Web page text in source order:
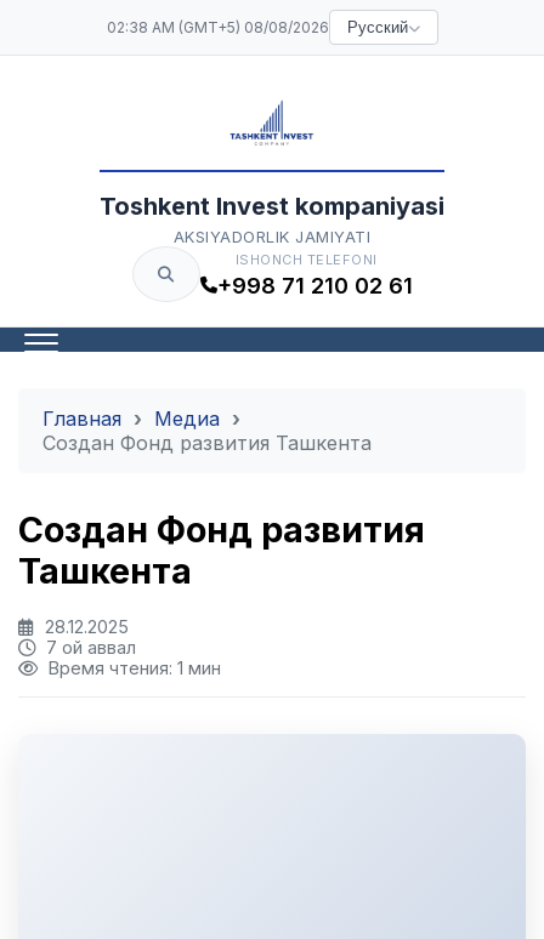
02:38 AM (GMT+5) 08/08/2026 Русский
Toshkent Invest kompaniyasi
AKSIYADORLIK JAMIYATI
ISHONCH TELEFONI
+998 71 210 02 61
Главная
Медиа
Создан Фонд развития Ташкента
Создан Фонд развития
Ташкента
28.12.2025
7 ой аввал
Время чтения: 1 мин